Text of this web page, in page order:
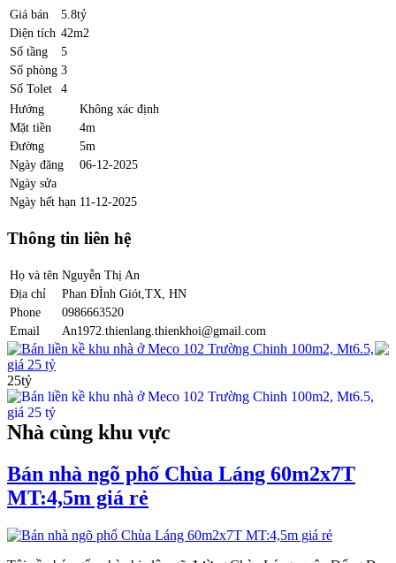
Giá bán
5.8tỷ
Diện tích 42m2
Số tầng
5
Số phòng 3
Số Tolet
4
Hướng
Không xác định
Mặt tiền
4m
Đường
5m
Ngày đăng
06-12-2025
Ngày sửa
Ngày hết hạn 11-12-2025
Thông tin liên hệ
Họ và tên Nguyễn Thị An
Địa chỉ
Phan ĐÌnh Giót,TX, HN
Phone
0986663520
Email
An1972.thienlang.thienkhoi@gmail.com
Bán liền kề khu nhà ở Meco 102 Trường Chinh 100m2, Mt6.5,
giá 25 tỷ
25tỷ
Nhà cùng khu vực
Bán nhà ngõ phố Chùa Láng 60m2x7T
MT:4,5m giá rẻ